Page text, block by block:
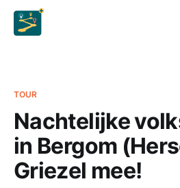
TOUR
Nachtelijke
in Bergom
Griezel mee!